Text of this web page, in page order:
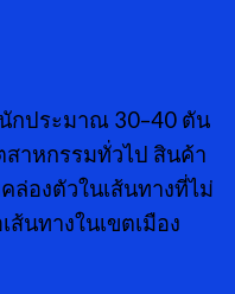
นักประมาณ 30–40 ตัน
าหกรรมทั่วไป สินค้า
ล่องตัวในเส้นทางที่ไม่
ส้นทางในเขตเมือง